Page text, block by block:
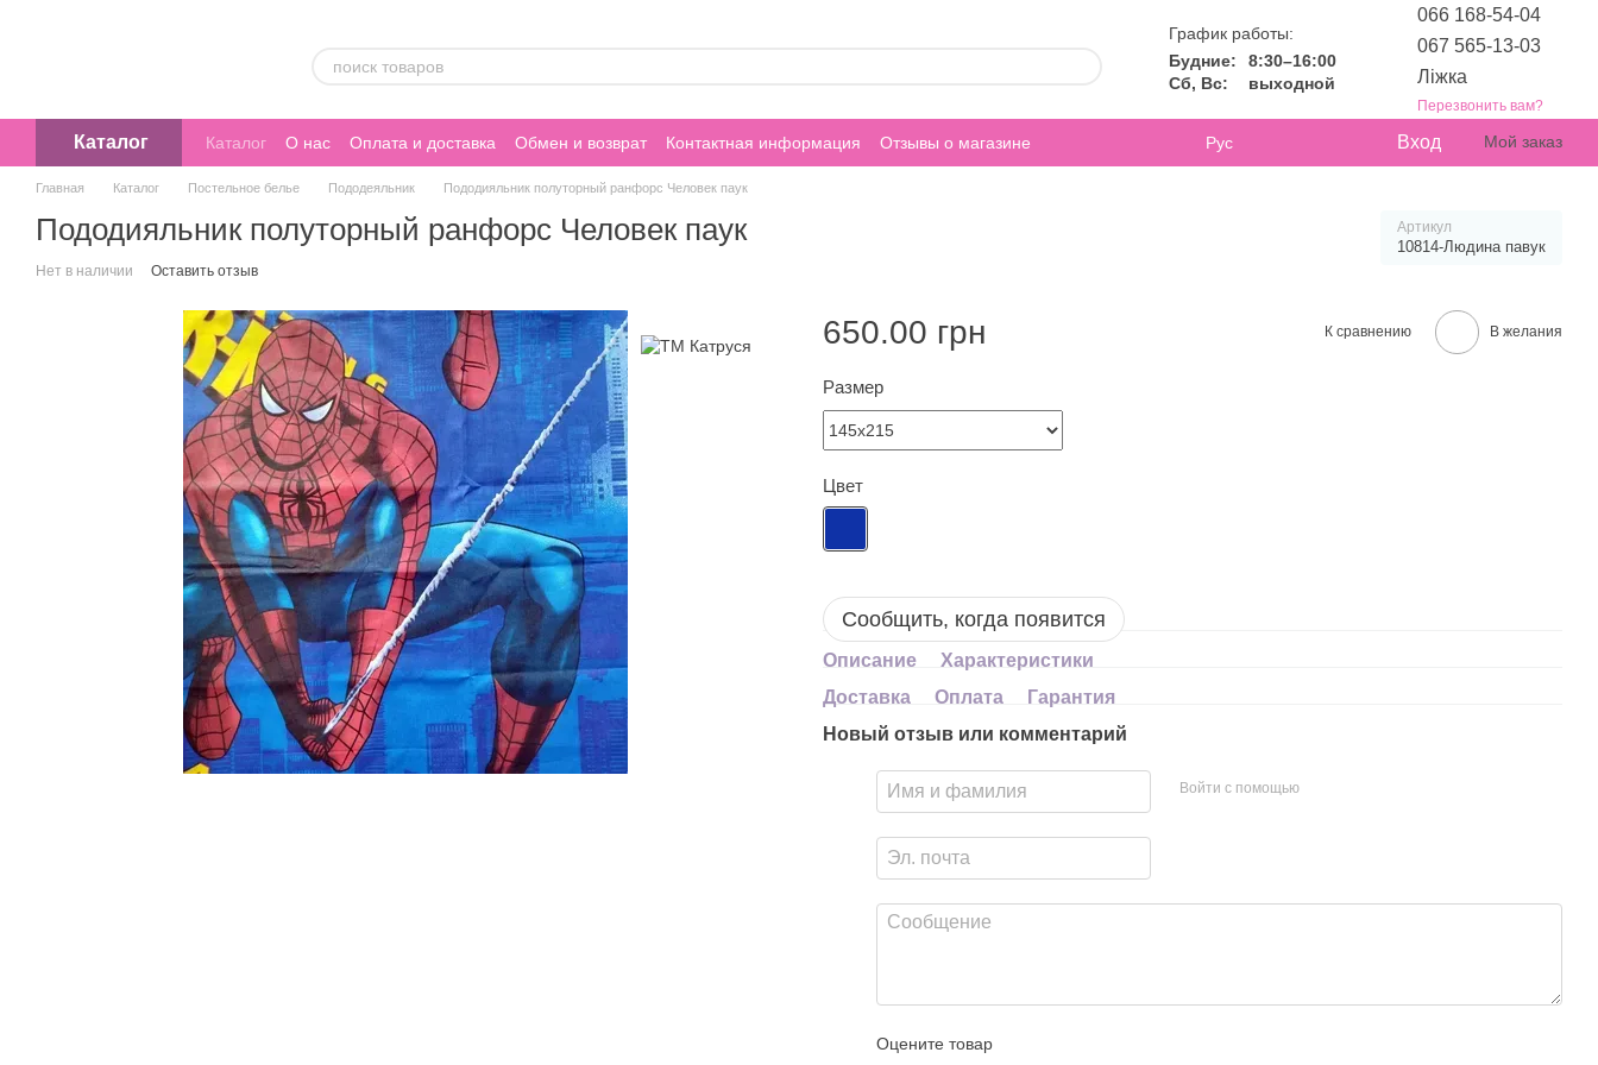
График работы:
Будние:
8:30–16:00
Сб, Вс:
выходной
066 168-54-04
067 565-13-03
Ліжка
Перезвонить вам?
Каталог Каталог О нас Оплата и доставка Обмен и возврат Контактная информация Отзывы о магазине Рус Вход Мой заказ
Главная Каталог Постельное белье Пододеяльник Пододияльник полуторный ранфорс Человек паук
Пододияльник полуторный ранфорс Человек паук Артикул
10814-Людина павук
Нет в наличии Оставить отзыв
650.00 грн К сравнению В желания
Размер
Цвет
Сообщить, когда появится
Описание
Характеристики
Доставка
Оплата
Гарантия
Новый отзыв или комментарий
Войти с помощью
Оцените товар